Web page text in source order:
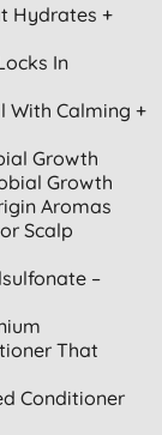
Hydrates +
In
With Calming +
Growth
Growth
Aromas
Scalp
–
That
Conditioner